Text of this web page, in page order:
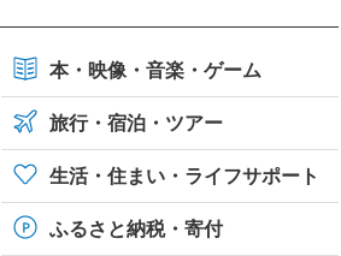
本・映像・ 音楽・ゲーム
旅行・宿泊・ツアー
生活・住まい・ライフサポート
ふるさと納税・寄付